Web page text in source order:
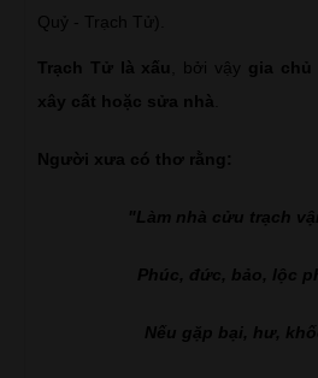
Quỷ - Trạch Tử).
Trạch Tử là xấu , bởi vậy gia chủ
xây cất hoặc sửa nhà
Người xưa có thơ rằng:
"Làm nhà cửu trạch
Phúc, đức, bảo, lộc
Nếu gặp bại, hư,